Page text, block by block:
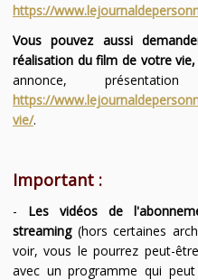
https://
Vous pouvez aussi
réalisation du film de votre
annonce,
https://
vie/.
Important :
- Les vidéos de
streaming(hors certaines
voir, vous le pourrez peut-
avec un programme qui